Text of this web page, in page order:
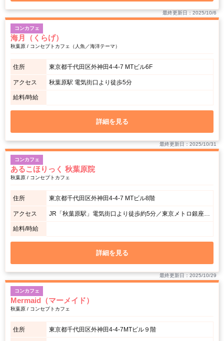
最終更新日：2025/10/6
コンカフェ
海月（くらげ）
秋葉原 / コンセプトカフェ（人魚／海洋テーマ）
住所 東京都千代田区外神田4-4-7 MTビル6F
アクセス 秋葉原駅 電気街口より徒歩5分
給料/時給
詳細を見る
最終更新日：2025/10/31
コンカフェ
あるこほりっく 秋葉原院
秋葉原 / コンセプトカフェ
住所 東京都千代田区外神田4-4-7 MTビル8階
アクセス JR「秋葉原駅」電気街口より徒歩約5分／東京メトロ銀座線「末広町駅」徒歩3～4分
給料/時給
詳細を見る
最終更新日：2025/10/29
コンカフェ
Mermaid（マーメイド）
秋葉原 / コンセプトカフェ
住所 東京都千代田区外神田4-4-7MTビル９階